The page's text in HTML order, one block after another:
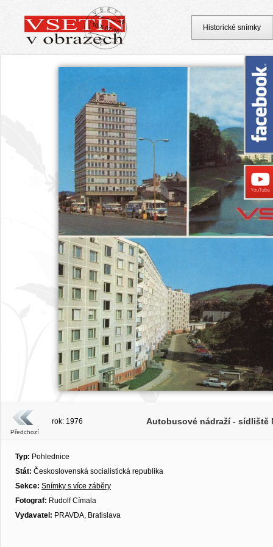
Předchozí
rok: 1976 Autobusové nádraží - sídliště
Typ: Pohlednice
Stát: Československá socialistická republika
Sekce: Snímky s více záběry
Fotograf: Rudolf Címala
Vydavatel: PRAVDA, Bratislava
Historické snímky